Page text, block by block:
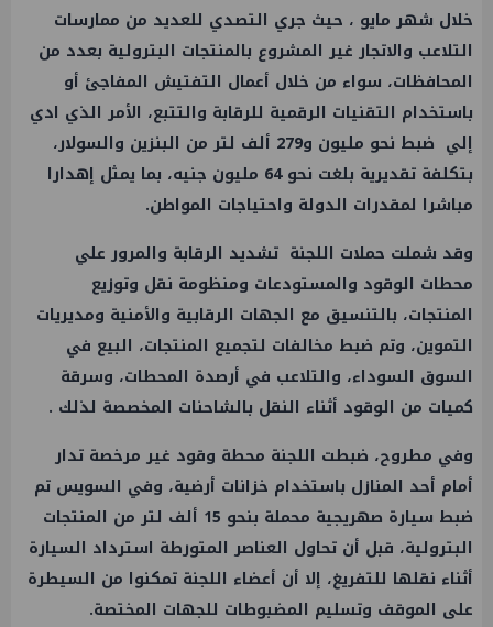
خلال شهر مايو ، حيث جري التصدي للعديد من ممارسات
التلاعب والاتجار غير المشروع بالمنتجات البترولية بعدد من
المحافظات، سواء من خلال أعمال التفتيش المفاجئ أو
باستخدام التقنيات الرقمية للرقابة والتتبع، الأمر الذي ادي
إلي ضبط نحو مليون و279 ألف لتر من البنزين والسولار،
بتكلفة تقديرية بلغت نحو 64 مليون جنيه، بما يمثل إهدارا
مباشرا لمقدرات الدولة واحتياجات المواطن.
وقد شملت حملات اللجنة تشديد الرقابة والمرور علي
محطات الوقود والمستودعات ومنظومة نقل وتوزيع
المنتجات، بالتنسيق مع الجهات الرقابية والأمنية ومديريات
التموين، وتم ضبط مخالفات لتجميع المنتجات، البيع في
السوق السوداء، والتلاعب في أرصدة المحطات، وسرقة
كميات من الوقود أثناء النقل بالشاحنات المخصصة لذلك .
وفي مطروح، ضبطت اللجنة محطة وقود غير مرخصة تدار
أمام أحد المنازل باستخدام خزانات أرضية، وفي السويس تم
ضبط سيارة صهريجية محملة بنحو 15 ألف لتر من المنتجات
البترولية، قبل أن تحاول العناصر المتورطة استرداد السيارة
أثناء نقلها للتفريغ، إلا أن أعضاء اللجنة تمكنوا من السيطرة
على الموقف وتسليم المضبوطات للجهات المختصة.